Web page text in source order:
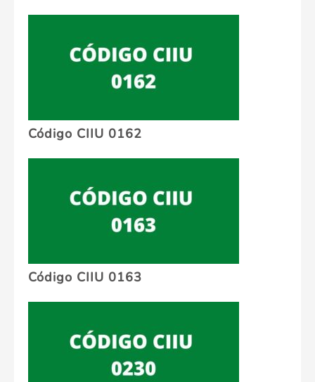
Código CIIU 0162
Código CIIU 0163